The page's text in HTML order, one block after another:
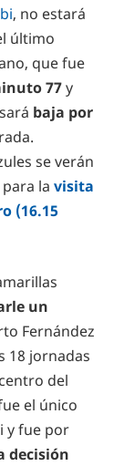
, no estará
último
que fue
77y
baja por
se verán
la visita
(16.15
un
Fernández
18 jornadas
del
el único
y fue por
decisión